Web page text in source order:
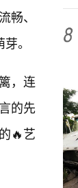
、
。
，连
的先
🔥艺